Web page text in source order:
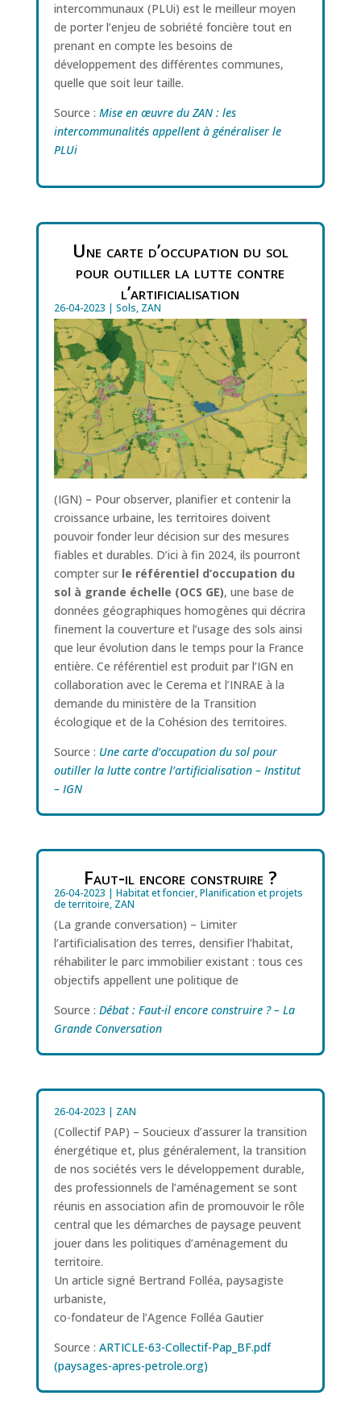
intercommunaux (PLUi) est le meilleur moyen
de porter l’enjeu de sobriété foncière tout en
prenant en compte les besoins de
développement des différentes communes,
quelle que soit leur taille.
Source : Mise en œuvre du ZAN : les
intercommunalités appellent à généraliser le
PLUi
Une carte d’occupation du sol
pour outiller la lutte contre
l’artificialisation
26-04-2023 | Sols, ZAN
(IGN) – Pour observer, planifier et contenir la
croissance urbaine, les territoires doivent
pouvoir fonder leur décision sur des mesures
fiables et durables. D’ici à fin 2024, ils pourront
compter sur le référentiel d’occupation du
sol à grande échelle (OCS GE), une base de
données géographiques homogènes qui décrira
finement la couverture et l’usage des sols ainsi
que leur évolution dans le temps pour la France
entière. Ce référentiel est produit par l’IGN en
collaboration avec le Cerema et l’INRAE à la
demande du ministère de la Transition
écologique et de la Cohésion des territoires.
Source : Une carte d’occupation du sol pour
outiller la lutte contre l’artificialisation – Institut
– IGN
Faut-il encore construire ?
26-04-2023 | Habitat et foncier,Planification et projets
de territoire, ZAN
(La grande conversation) – Limiter
l’artificialisation des terres, densifier l’habitat,
réhabiliter le parc immobilier existant : tous ces
objectifs appellent une politique de
Source : Débat : Faut-il encore construire ? – La
Grande Conversation
26-04-2023 | ZAN
(Collectif PAP) – Soucieux d’assurer la transition
énergétique et, plus généralement, la transition
de nos sociétés vers le développement durable,
des professionnels de l’aménagement se sont
réunis en association afin de promouvoir le rôle
central que les démarches de paysage peuvent
jouer dans les politiques d’aménagement du
territoire.
Un article signé Bertrand Folléa, paysagiste
urbaniste,
co-fondateur de l’Agence Folléa Gautier
Source : ARTICLE-63-Collectif-Pap_BF.pdf
(paysages-apres-petrole.org)